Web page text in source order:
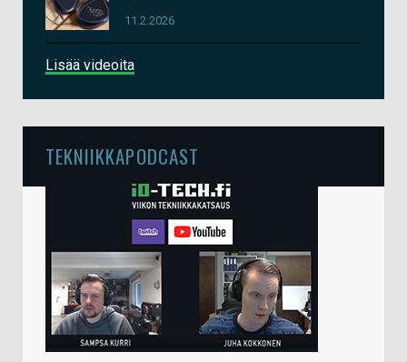
11.2.2026
Lisää videoita
TEKNIIKKAPODCAST